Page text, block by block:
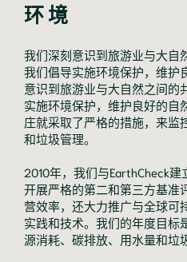
环境
我们深刻意识到旅游业与大自
我们倡导实施环境保护，维护
意识到旅游业与大自然之间的
实施环境保护，维护良好的
庄就采取了严格的措施，来监
和垃圾管理。
2010年，我们与EarthCheck
开展严格的第二和第三方基准
营效率，还大力推广与全球可
实践和技术。我们的年度目标
源消耗、碳排放、用水量和垃